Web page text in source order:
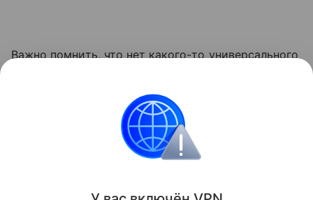
Важно помнить, что нет какого-то универсального
подобрать подходящий именно для вас, который
будет надёжно защищать, не мешая наслаждаться